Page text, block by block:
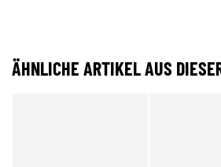
ÄHNLICHE ARTIKEL AUS